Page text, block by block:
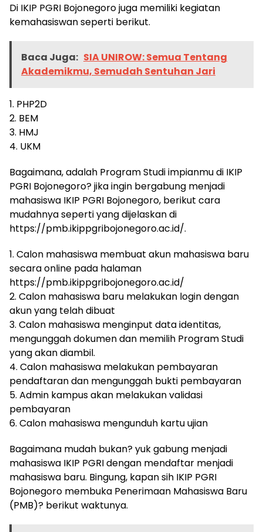
Di IKIP PGRI Bojonegoro juga memiliki kegiatan
kemahasiswan seperti berikut.
Baca Juga: SIA UNIROW: Semua Tentang
Akademikmu, Semudah Sentuhan Jari
1. PHP2D
2. BEM
3. HMJ
4. UKM
Bagaimana, adalah Program Studi impianmu di IKIP
PGRI Bojonegoro? jika ingin bergabung menjadi
mahasiswa IKIP PGRI Bojonegoro, berikut cara
mudahnya seperti yang dijelaskan di
https://pmb.ikippgribojonegoro.ac.id/.
1. Calon mahasiswa membuat akun mahasiswa baru
secara online pada halaman
https://pmb.ikippgribojonegoro.ac.id/
2. Calon mahasiswa baru melakukan login dengan
akun yang telah dibuat
3. Calon mahasiswa menginput data identitas,
mengunggah dokumen dan memilih Program Studi
yang akan diambil.
4. Calon mahasiswa melakukan pembayaran
pendaftaran dan mengunggah bukti pembayaran
5. Admin kampus akan melakukan validasi
pembayaran
6. Calon mahasiswa mengunduh kartu ujian
Bagaimana mudah bukan? yuk gabung menjadi
mahasiswa IKIP PGRI dengan mendaftar menjadi
mahasiswa baru. Bingung, kapan sih IKIP PGRI
Bojonegoro membuka Penerimaan Mahasiswa Baru
(PMB)? berikut waktunya.